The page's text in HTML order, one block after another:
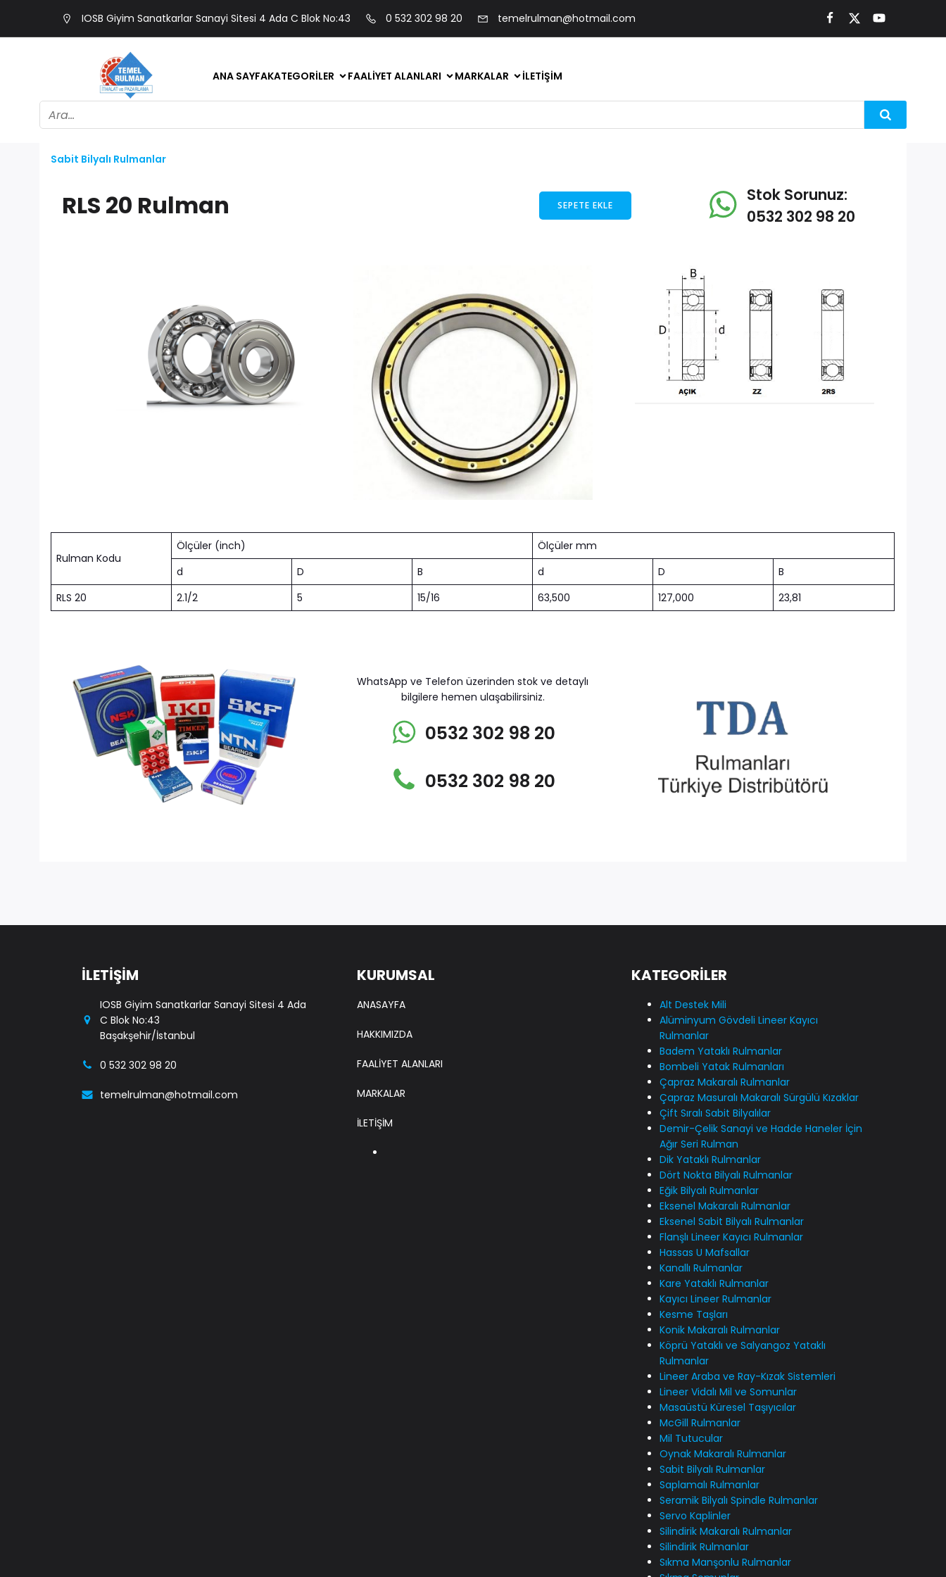
IOSB Giyim Sanatkarlar Sanayi Sitesi 4 Ada C Blok No:43 0 532 302 98 20 temelrulman@hotmail.com
ANA SAYFAKATEGORILER FAALIYET ALANLARI MARKALAR İLETIŞIM
Sabit Bilyalı Rulmanlar
RLS 20 Rulman SEPETE EKLE
Stok Sorunuz:
0532 302 98 20
Rulman Kodu
Ölçüler (inch)
Ölçüler mm
d
D B d D
B
RLS 20
2.1/2 5 15/16 63,500 127,000 23,81
WhatsApp ve Telefon üzerinden stok ve detaylı
bilgilere hemen ulaşabilirsiniz.
0532 302 98 20
0532 302 98 20
İLETİŞİM
IOSB Giyim Sanatkarlar Sanayi Sitesi 4 Ada
C Blok No:43
Başakşehir/İstanbul
0 532 302 98 20
temelrulman@hotmail.com
KURUMSAL
ANASAYFA
HAKKIMIZDA
FAALİYET ALANLARI
MARKALAR
İLETİŞİM
KATEGORİLER
Alt Destek Mili
Alüminyum Gövdeli Lineer Kayıcı
Rulmanlar
Badem Yataklı Rulmanlar
Bombeli Yatak Rulmanları
Çapraz Makaralı Rulmanlar
Çapraz Masuralı Makaralı Sürgülü Kızaklar
Çift Sıralı Sabit Bilyalılar
Demir-Çelik Sanayi ve Hadde Haneler İçin
Ağır Seri Rulman
Dik Yataklı Rulmanlar
Dört Nokta Bilyalı Rulmanlar
Eğik Bilyalı Rulmanlar
Eksenel Makaralı Rulmanlar
Eksenel Sabit Bilyalı Rulmanlar
Flanşlı Lineer Kayıcı Rulmanlar
Hassas U Mafsallar
Kanallı Rulmanlar
Kare Yataklı Rulmanlar
Kayıcı Lineer Rulmanlar
Kesme Taşları
Konik Makaralı Rulmanlar
Köprü Yataklı ve Salyangoz Yataklı
Rulmanlar
Lineer Araba ve Ray-Kızak Sistemleri
Lineer Vidalı Mil ve Somunlar
Masaüstü Küresel Taşıyıcılar
McGill Rulmanlar
Mil Tutucular
Oynak Makaralı Rulmanlar
Sabit Bilyalı Rulmanlar
Saplamalı Rulmanlar
Seramik Bilyalı Spindle Rulmanlar
Servo Kaplinler
Silindirik Makaralı Rulmanlar
Silindirik Rulmanlar
Sıkma Manşonlu Rulmanlar